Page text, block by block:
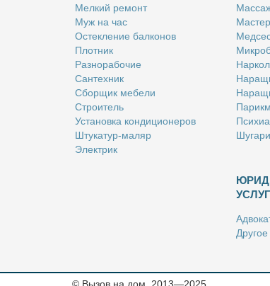
Мел­кий ре­монт
Муж на час
Остек­ле­ние бал­ко­нов
Плот­ник
Раз­но­ра­бо­чие
Сан­тех­ник
Сбор­щик ме­бе­ли
Стро­и­тель
Уста­нов­ка кон­ди­ци­о­не­ров
Шту­ка­тур-ма­ляр
Элек­трик
Дру­гое